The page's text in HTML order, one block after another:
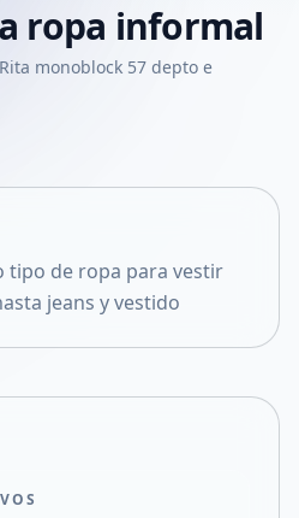
ropa informal
monoblock 57 depto e
tipo de ropa para vestir
jeans y vestido